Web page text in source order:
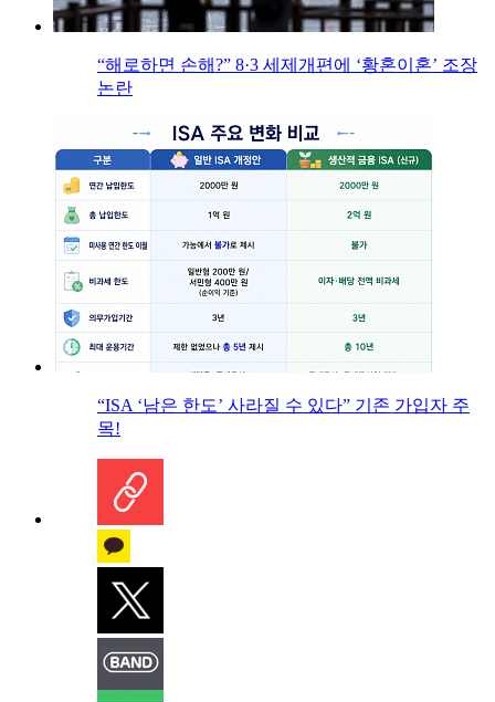
“해로하면 손해?” 8·3 세제개편에 ‘황혼이혼’ 조장
논란
“ISA ‘남은 한도’ 사라질 수 있다” 기존 가입자 주
목!